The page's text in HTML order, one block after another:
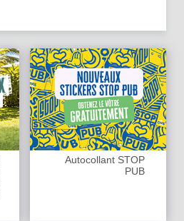
Autocollant STOP
PUB